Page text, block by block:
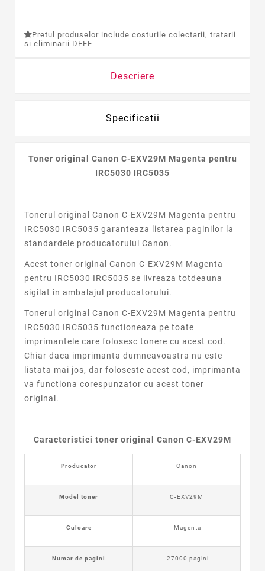
Pretul produselor include costurile colectarii, tratarii
si eliminarii DEEE
Descriere
Specificatii
Toner original
Canon C-EXV29M Magenta pentru
IRC5030 IRC5035
Tonerul original Canon C-EXV29M Magenta pentru
IRC5030 IRC5035 garanteaza listarea paginilor la
standardele producatorului Canon.
Acest toner original Canon C-EXV29M Magenta
pentru IRC5030 IRC5035 se livreaza totdeauna
sigilat in ambalajul producatorului.
Tonerul original Canon C-EXV29M Magenta pentru
IRC5030 IRC5035 functioneaza pe toate
imprimantele care folosesc tonere cu acest cod.
Chiar daca imprimanta dumneavoastra nu este
listata mai jos, dar foloseste acest cod, imprimanta
va functiona corespunzator cu acest toner
original.
Caracteristici toner original Canon C-EXV29M
Producator Canon
Model toner C-EXV29M
Culoare Magenta
Numar de pagini 27000 pagini